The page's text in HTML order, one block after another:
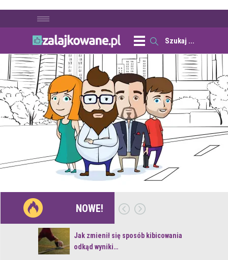
NOWE!
Jak zmienił się sposób kibicowania
odkąd wyniki…